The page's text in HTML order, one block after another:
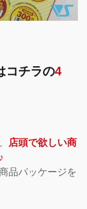
コチラの4
店頭で欲しい商
品パッケージを